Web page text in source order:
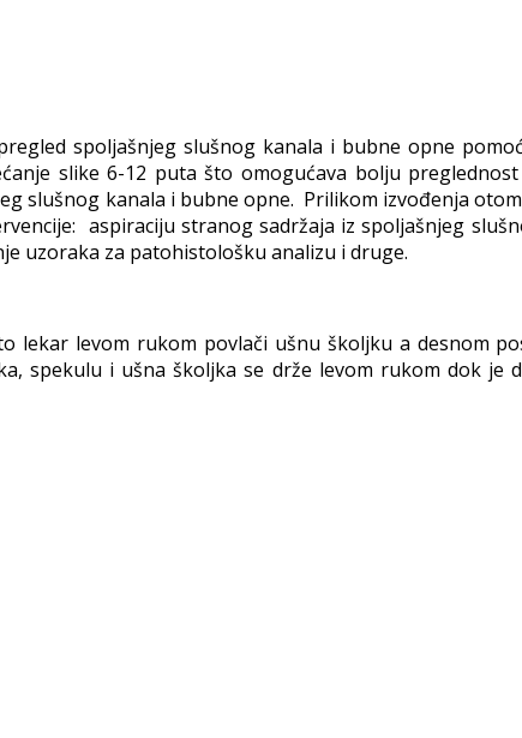
spoljašnjeg slušnog kanala i bubne opne
slike 6-12 puta što omogućava bolju
slušnog kanala i bubne opne. Prilikom izvođenja
aspiraciju stranog sadržaja iz spoljašnjeg
uzoraka za patohistološku analizu i druge.
lekar levom rukom povlači ušnu školjku a desnom
spekulu i ušna školjka se drže levom rukom dok je